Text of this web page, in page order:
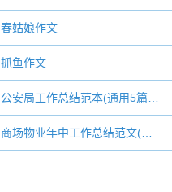
春姑娘作文
抓鱼作文
公安局工作总结范本(通用5篇…
商场物业年中工作总结范文(…